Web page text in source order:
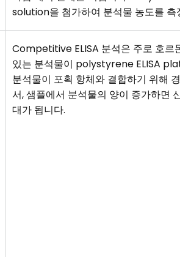
solution을 첨가하여 분석물 농도를 측
Competitive ELISA 분석은 주로 호르
있는 분석물이 polystyrene ELISA
분석물이 포획 항체와 결합하기 위해
서, 샘플에서 분석물의 양이 증가하면
대가 됩니다.